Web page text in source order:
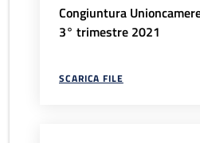
Congiuntura
3° trimestre 2021
SCARICA FILE